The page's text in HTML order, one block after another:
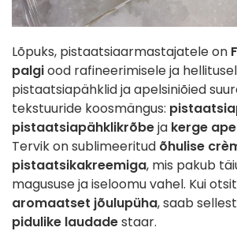
Lõpuks, pistaatsiaarmastajatele on
palgiood rafineerimisele ja
pistaatsiapähklid ja apelsiniõied
tekstuuride koosmängus:
pistaatsiapähklikrõbeja kerge
Tervik on sublimeeritud õhulise
pistaatsikakreemiga, mis pakub
magususe ja iseloomu vahel. Kui
aromaatset jõulupüha, saab
pidulike laudadestaar.